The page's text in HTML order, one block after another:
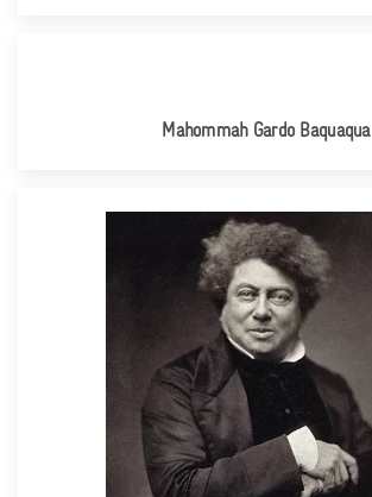
Mahommah Gardo Baquaqua